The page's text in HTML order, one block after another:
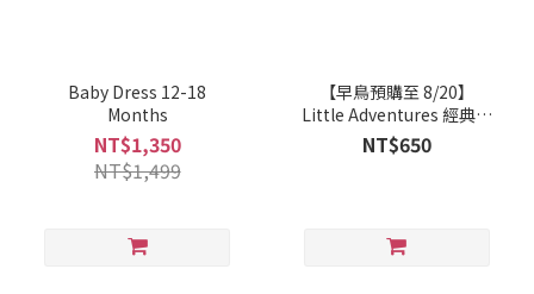
Baby Dress 12-18
Months
NT$1,350
NT$1,499
【早鳥預購至 8/20】
Little Adventures 經典造
型帽子 - 大兵帽
NT$650